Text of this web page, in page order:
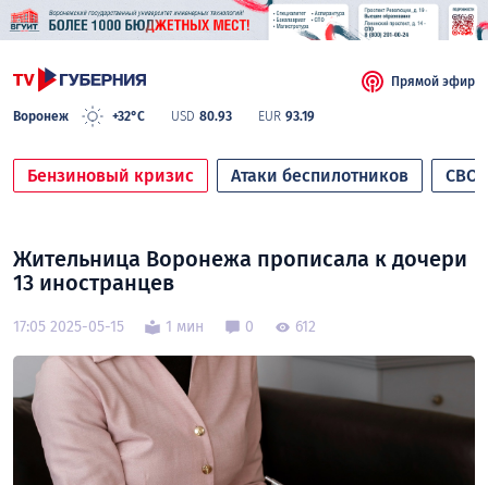
Воронеж +32°C USD 80.93 EUR 93.19
Прямой эфир
Бензиновый кризис Атаки беспилотников СВО
Жительница Воронежа прописала к дочери
13 иностранцев
17:05 2025-05-15 1 мин 0 612